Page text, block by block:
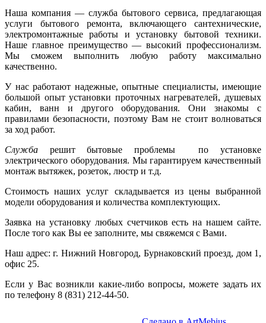
Наша компания — служба бытового сервиса, предлагающая
услуги бытового ремонта, включающего сантехнические,
электромонтажные работы и установку бытовой техники.
Наше главное преимущество — высокий профессионализм.
Мы сможем выполнить любую работу максимально
качественно.
У нас работают надежные, опытные специалисты, имеющие
большой опыт установки проточных нагревателей, душевых
кабин, ванн и другого оборудования. Они знакомы с
правилами безопасности, поэтому Вам не стоит волноваться
за ход работ.
Служба решит бытовые проблемы по установке
электрического оборудования. Мы гарантируем качественный
монтаж вытяжек, розеток, люстр и т.д.
Стоимость наших услуг складывается из цены выбранной
модели оборудования и количества комплектующих.
Заявка на установку любых счетчиков есть на нашем сайте.
После того как Вы ее заполните, мы свяжемся с Вами.
Наш адрес: г. Нижний Новгород, Бурнаковский проезд, дом 1,
офис 25.
Если у Вас возникли какие-либо вопросы, можете задать их
по телефону 8 (831) 212-44-50.